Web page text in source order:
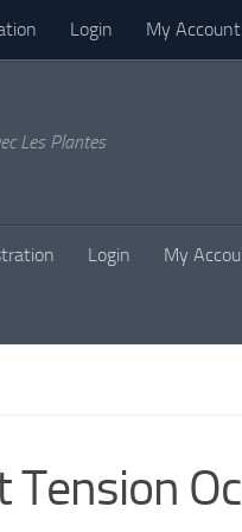
Login My Account
Les Plantes
Login My